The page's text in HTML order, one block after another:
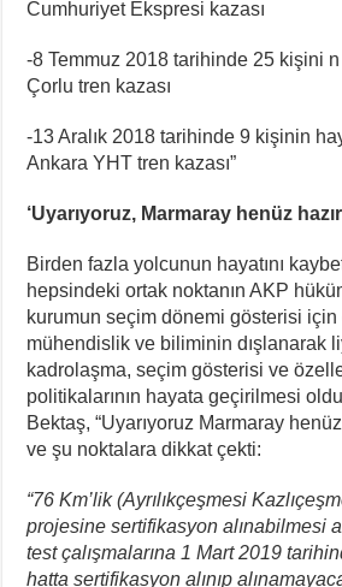
Cumhuriyet Ekspresi kazası
-8 Temmuz 2018 tarihinde 25 kişini n
Çorlu tren kazası
-13 Aralık 2018 tarihinde 9 kişinin
Ankara YHT tren kazası”
‘Uyarıyoruz, Marmaray henüz
Birden fazla yolcunun hayatını
hepsindeki ortak noktanın AKP
kurumun seçim dönemi gösterisi
mühendislik ve biliminin dışlanarak
kadrolaşma, seçim gösterisi ve
politikalarının hayata geçirilmesi
Bektaş, “Uyarıyoruz Marmaray
ve şu noktalara dikkat çekti:
“76 Km’lik (Ayrılıkçeşmesi
projesine sertifikasyon alınabilmesi
test çalışmalarına 1 Mart 2019
hatta sertifikasyon alınıp